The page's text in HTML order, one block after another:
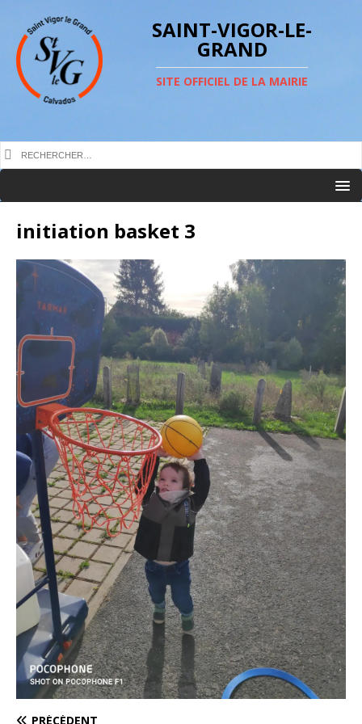
SAINT-VIGOR-LE-
GRAND
SITE OFFICIEL DE LA MAIRIE
initiation basket 3
PRÉCÉDENT